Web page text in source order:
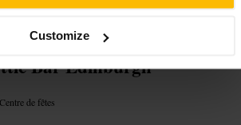
Customize
Bar Edinburgh
Centre de fêtes